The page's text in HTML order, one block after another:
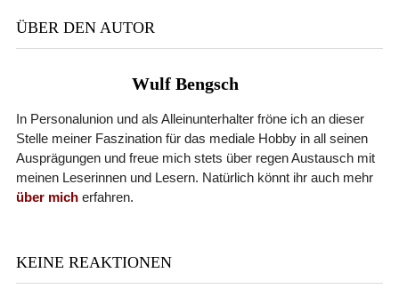
ÜBER DEN AUTOR
Wulf Bengsch
In Personalunion und als Alleinunterhalter fröne ich an dieser
Stelle meiner Faszination für das mediale Hobby in all seinen
Ausprägungen und freue mich stets über regen Austausch mit
meinen Leserinnen und Lesern. Natürlich könnt ihr auch mehr
über micherfahren.
KEINE REAKTIONEN